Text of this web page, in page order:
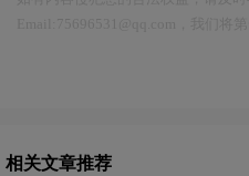
相关文章推荐